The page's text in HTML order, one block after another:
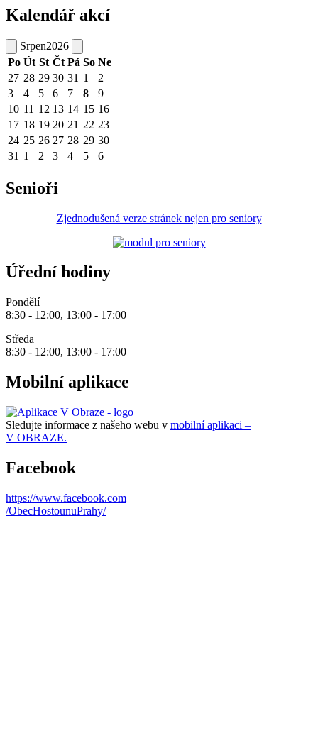
Kalendář akcí
Srpen2026
Po Út St Čt Pá So Ne
27 28 29 30 31 1
2
3
4 5 6 7 8
9
10 11 12 13 14 15 16
17 18 19 20 21 22 23
24 25 26 27 28 29 30
31 1 2 3 4 5 6
Senioři
Zjednodušená verze stránek nejen pro seniory
Úřední hodiny
Pondělí
8:30 - 12:00, 13:00 - 17:00
Středa
8:30 - 12:00, 13:00 - 17:00
Mobilní aplikace
Sledujte informace z našeho webu v mobilní aplikaci –
V OBRAZE.
Facebook
https://www.facebook.com
/ObecHostounuPrahy/